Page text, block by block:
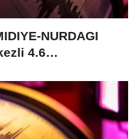
NURDAGI
4.6